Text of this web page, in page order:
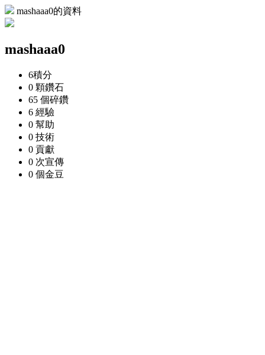
mashaaa0的資料
mashaaa0
6積分
0 顆鑽石
65 個碎鑽
6 經驗
0 幫助
0 技術
0 貢獻
0 次宣傳
0 個金豆